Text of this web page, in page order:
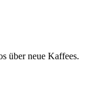
über neue Kaffees.